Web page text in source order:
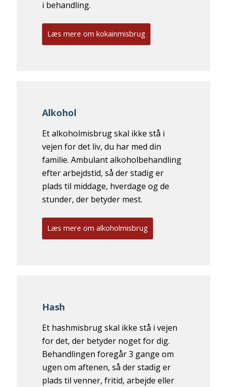
i behandling.
Læs mere om kokainmisbrug
Alkohol
Et alkoholmisbrug skal ikke stå i
vejen for det liv, du har med din
familie. Ambulant alkoholbehandling
efter arbejdstid, så der stadig er
plads til middage, hverdage og de
stunder, der betyder mest.
Læs mere om alkoholmisbrug
Hash
Et hashmisbrugskal ikke stå i vejen
fordet, der betyder noget for dig.
Behandlingen foregår 3 gange om
ugen om aftenen, så derstadig er
plads til venner, fritid, arbejde eller